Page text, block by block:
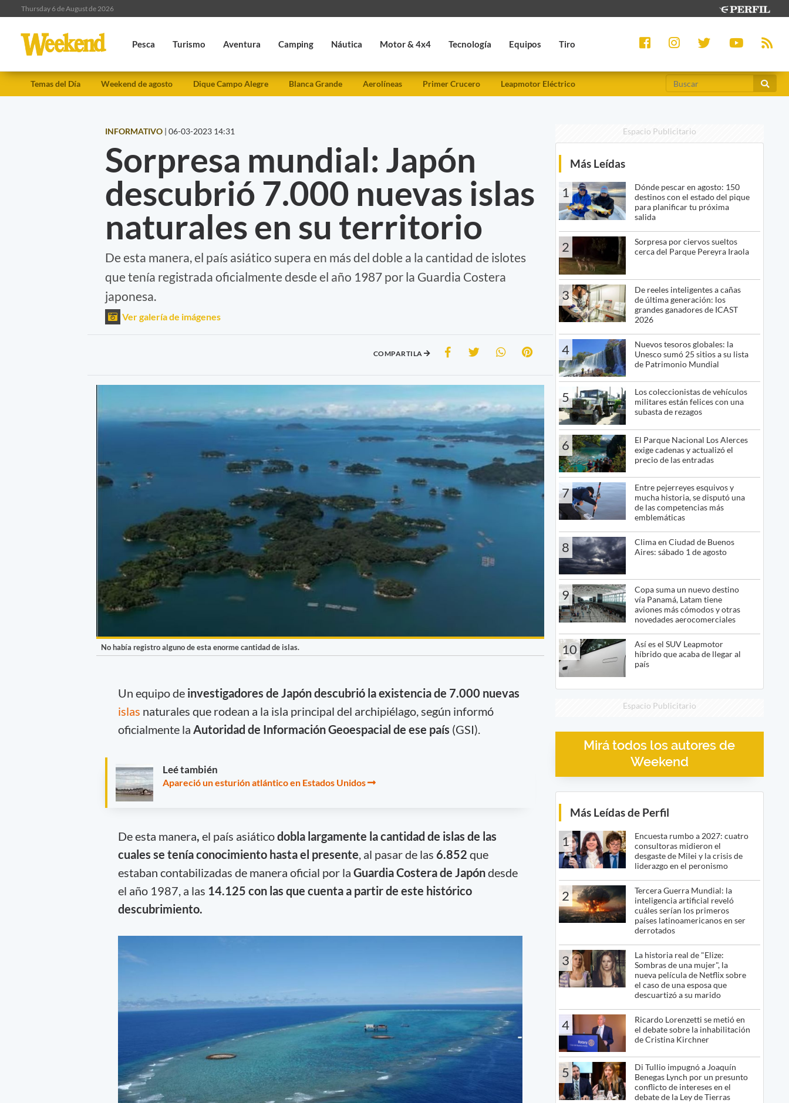
Thursday 6 de August de 2026
Pesca Turismo Aventura Camping Náutica Motor & 4x4 Tecnología Equipos Tiro
Temas del Día Weekend de agosto Dique Campo Alegre Blanca Grande Aerolíneas Primer Crucero Leapmotor Eléctrico
INFORMATIVO | 06-03-2023 14:31
Sorpresa mundial: Japón
descubrió 7.000 nuevas islas
naturales en su territorio
De esta manera, el país asiático supera en más del doble a la cantidad de islotes
que tenía registrada oficialmente desde el año 1987 por la Guardia Costera
japonesa.
Ver galería de imágenes
COMPARTILA
No había registro alguno de esta enorme cantidad de islas.
Un equipo de investigadores de Japón descubrió la existencia de 7.000 nuevas
islas naturales que rodean a la isla principal del archipiélago, según informó
oficialmente la Autoridad de Información Geoespacial de ese país (GSI).
Leé también
Apareció un esturión atlántico en Estados Unidos
De esta manera, el país asiáticodobla largamente la cantidad de islas de las
cuales se tenía conocimiento hasta el presente , al pasar de las 6.852 que
estaban contabilizadas de manera oficial por la Guardia Costera de Japóndesde
el año 1987, a las 14.125 con las que cuenta a partir de este histórico
descubrimiento.
Espacio Publicitario
Más Leídas
1
Dónde pescar en agosto: 150
destinos con el estado del pique
para planificar tu próxima
salida
2
Sorpresa por ciervos sueltos
cerca del Parque Pereyra Iraola
3
De reeles inteligentes a cañas
de última generación: los
grandes ganadores de ICAST
2026
4
Nuevos tesoros globales: la
Unesco sumó 25 sitios a su lista
de Patrimonio Mundial
5
Los coleccionistas de vehículos
militares están felices con una
subasta de rezagos
6
El Parque Nacional Los Alerces
exige cadenas y actualizó el
precio de las entradas
7
Entre pejerreyes esquivos y
mucha historia, se disputó una
de las competencias más
emblemáticas
8
Clima en Ciudad de Buenos
Aires: sábado 1 de agosto
9
Copa suma un nuevo destino
vía Panamá, Latam tiene
aviones más cómodos y otras
novedades aerocomerciales
10
Así es el SUV Leapmotor
híbrido que acaba de llegar al
país
Espacio Publicitario
Mirá todos los autores de
Weekend
Más Leídas de Perfil
1
Encuesta rumbo a 2027: cuatro
consultoras midieron el
desgaste de Milei y la crisis de
liderazgo en el peronismo
2
Tercera Guerra Mundial: la
inteligencia artificial reveló
cuáles serían los primeros
países latinoamericanos en ser
derrotados
3
La historia real de "Elize:
Sombras de una mujer", la
nueva película de Netflix sobre
el caso de una esposa que
descuartizó a su marido
4
Ricardo Lorenzetti se metió en
el debate sobre la inhabilitación
de Cristina Kirchner
5
Di Tullio impugnó a Joaquín
Benegas Lynch por un presunto
conflicto de intereses en el
debate de la Ley de Tierras